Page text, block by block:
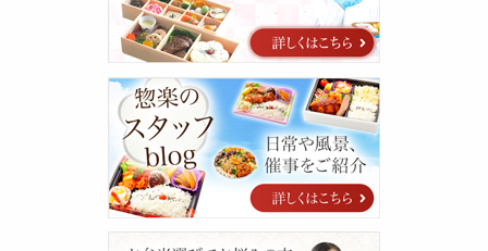
す
る
ご
案
内
惣
楽
の
ス
タ
ッ
フ
blog